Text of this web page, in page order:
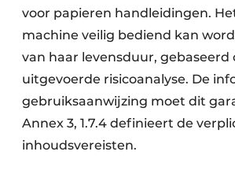
voor papieren handleidingen.
machine veilig bediend kan
van haar levensduur, gebaseerd
uitgevoerde risicoanalyse. De
gebruiksaanwijzing moet dit
Annex 3, 1.7.4 definieert de
inhoudsvereisten.